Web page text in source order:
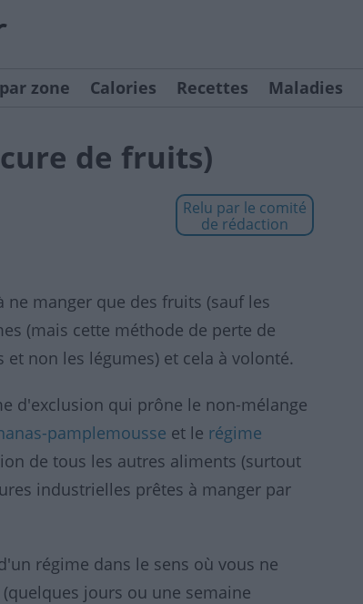
zone Calories Recettes Maladies
de fruits)
Relu par le comité
de rédaction
manger que des fruits (sauf les
(mais cette méthode de perte de
non les légumes) et cela à volonté.
d'exclusion qui prône le non-mélange
pamplemousse et le régime
de tous les autres aliments (surtout
industrielles prêtes à manger par
régime dans le sens où vous ne
jours ou une semaine